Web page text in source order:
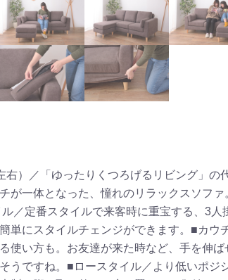
右）／「ゆったりくつろげるリビング」の
が一体となった、憧れのリラックスソフ
／定番スタイルで来客時に重宝する、3
単にスタイルチェンジができます。■カ
使い方も。お友達が来た時など、手を伸
うですね。■ロースタイル／より低いポ